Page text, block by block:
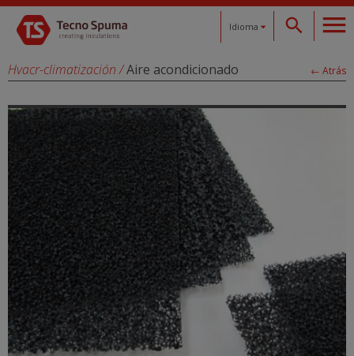
Idioma
Español
Català
English
Français
Deutsch
Hvacr-climatización/Aire acondicionado ← Atrás